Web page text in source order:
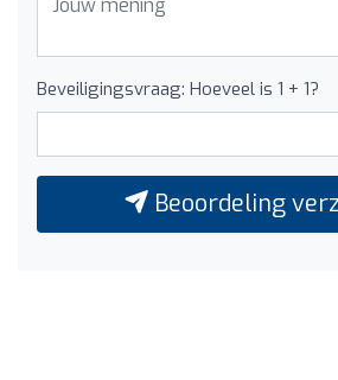
Beveiligingsvraag: Hoeveel is 1 + 1?
Beoordeling